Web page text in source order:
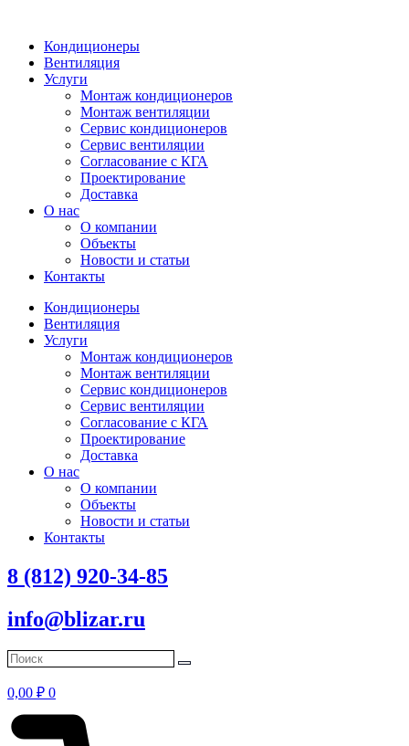
Кондиционеры
Вентиляция
Услуги
Монтаж кондиционеров
Монтаж вентиляции
Сервис кондиционеров
Сервис вентиляции
Согласование с КГА
Проектирование
Доставка
О нас
О компании
Объекты
Новости и статьи
Контакты
Кондиционеры
Вентиляция
Услуги
Монтаж кондиционеров
Монтаж вентиляции
Сервис кондиционеров
Сервис вентиляции
Согласование с КГА
Проектирование
Доставка
О нас
О компании
Объекты
Новости и статьи
Контакты
8 (812) 920-34-85
info@blizar.ru
0,00 ₽ 0